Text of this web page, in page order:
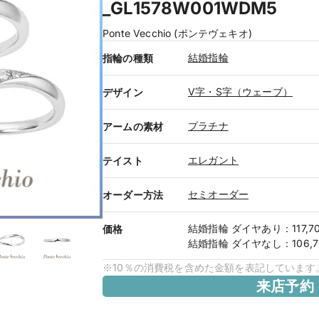
_GL1578W001WDM5
Ponte Vecchio (ポンテヴェキオ)
指輪の種類 結婚指輪
デザイン V字・S字（ウェーブ）
アームの素材 プラチナ
テイスト エレガント
オーダー方法 セミオーダー
価格 結婚指輪 ダイヤあり ：
結婚指輪 ダイヤなし ：
※10％の消費税を含めた金額を表記しています。
来店予約